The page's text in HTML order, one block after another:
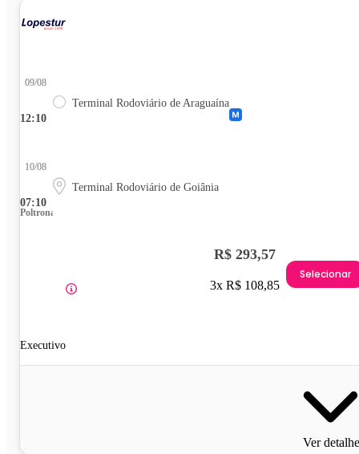
12:10
09/08
Terminal Rodoviário de Araguaína
07:10
10/08
Terminal Rodoviário de Goiânia
Poltrona
Executivo
R$ 293,57
3x R$ 108,85
Selecionar
Ver